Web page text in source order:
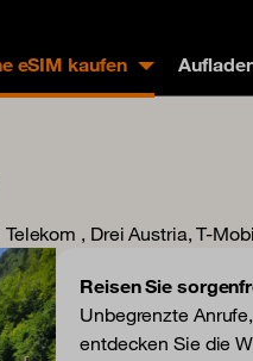
eSIM kaufen
Telekom , Drei Austria, T-
Reisen Sie
Unbegrenzte
entdecken Sie die